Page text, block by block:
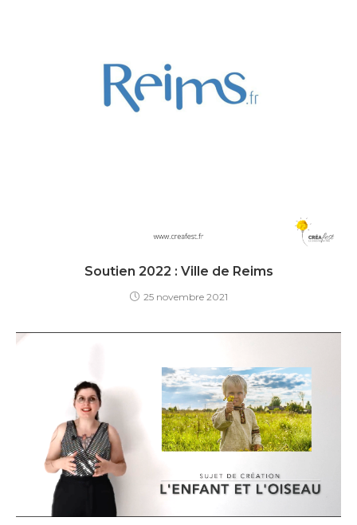
Soutien 2022 : Ville de Reims
25 novembre 2021